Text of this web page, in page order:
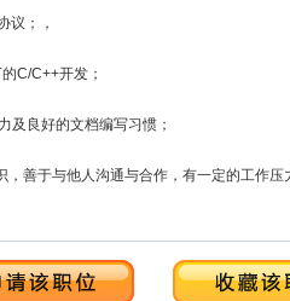
；，
C/C++开发；
良好的文档编写习惯；
善于与他人沟通与合作，有一定的工作压